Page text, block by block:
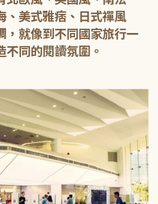
、美式雅痞、日式禪風
，就像到不同國家旅行一
不同的閱讀氛圍。